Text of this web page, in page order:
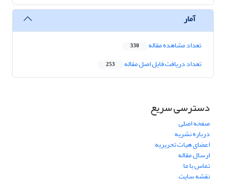
آمار
تعداد مشاهده مقاله 330
تعداد دریافت فایل اصل مقاله 253
دسترسی سریع
صفحه اصلی
درباره نشریه
اعضای هیات تحریریه
ارسال مقاله
تماس با ما
نقشه سایت